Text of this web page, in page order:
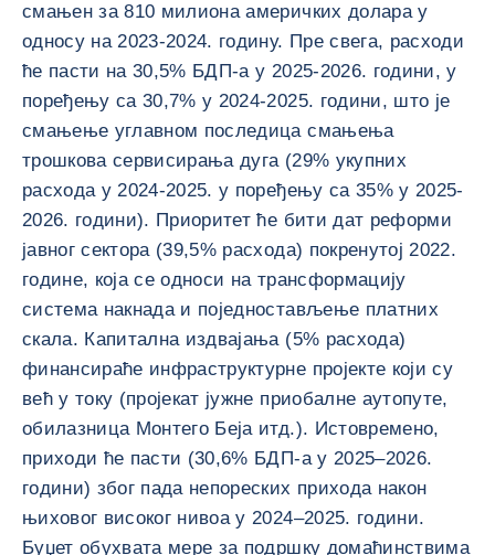
смањен за 810 милиона америчких долара у
односу на 2023-2024. годину. Пре свега, расходи
ће пасти на 30,5% БДП-а у 2025-2026. години, у
поређењу са 30,7% у 2024-2025. години, што је
смањење углавном последица смањења
трошкова сервисирања дуга (29% укупних
расхода у 2024-2025. у поређењу са 35% у 2025-
2026. години). Приоритет ће бити дат реформи
јавног сектора (39,5% расхода) покренутој 2022.
године, која се односи на трансформацију
система накнада и поједностављење платних
скала. Капитална издвајања (5% расхода)
финансираће инфраструктурне пројекте који су
већ у току (пројекат јужне приобалне аутопуте,
обилазница Монтего Беја итд.). Истовремено,
приходи ће пасти (30,6% БДП-а у 2025–2026.
години) због пада непореских прихода након
њиховог високог нивоа у 2024–2025. години.
Буџет обухвата мере за подршку домаћинствима